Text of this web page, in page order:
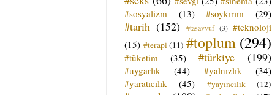
#sosyalizm
(13) #soykırım (29)
#tarih (152) #tasavvuf (3) #teknoloji
(15) #terapi (11) #toplum (294)
#tüketim (35) #türkiye (199)
#uygarlık (44) #yalnızlık
(34)
#yaratıcılık
(45) #yayıncılık (12)